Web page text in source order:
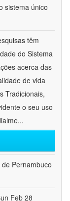
sistema único
têm
do Sistema
acerca das
de vida
Tradicionais,
o seu uso
...
Pernambuco
Feb 28